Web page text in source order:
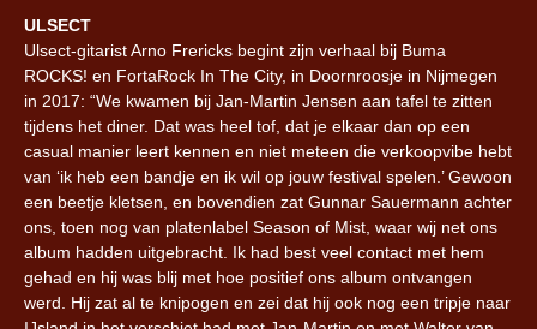
ULSECT
Ulsect-gitarist Arno Frericks begint zijn verhaal bij Buma
ROCKS! en FortaRock In The City, in Doornroosje in Nijmegen
in 2017: “We kwamen bij Jan-Martin Jensen aan tafel te zitten
tijdens het diner. Dat was heel tof, dat je elkaar dan op een
casual manier leert kennen en niet meteen die verkoopvibe hebt
van ‘ik heb een bandje en ik wil op jouw festival spelen.’ Gewoon
een beetje kletsen, en bovendien zat Gunnar Sauermann achter
ons, toen nog van platenlabel Season of Mist, waar wij net ons
album hadden uitgebracht. Ik had best veel contact met hem
gehad en hij was blij met hoe positief ons album ontvangen
werd. Hij zat al te knipogen en zei dat hij ook nog een tripje naar